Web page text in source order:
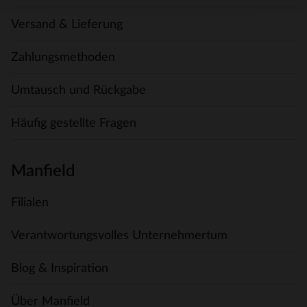
Versand & Lieferung
Zahlungsmethoden
Umtausch und Rückgabe
Häufig gestellte Fragen
Manfield
Filialen
Verantwortungsvolles Unternehmertum
Blog & Inspiration
Über Manfield